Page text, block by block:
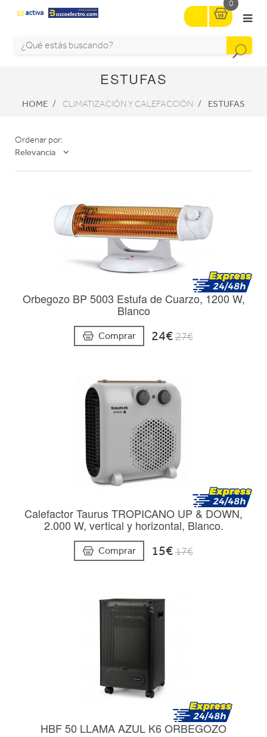
0
ESTUFAS
HOME CLIMATIZACIÓN Y CALEFACCIÓN ESTUFAS
Ordenar por:
Relevancia
Orbegozo BP 5003 Estufa de Cuarzo, 1200 W,
Blanco
Comprar 24€27€
Calefactor Taurus TROPICANO UP & DOWN,
2.000 W, vertical y horizontal, Blanco.
Comprar 15€17€
HBF 50 LLAMA AZUL K6 ORBEGOZO